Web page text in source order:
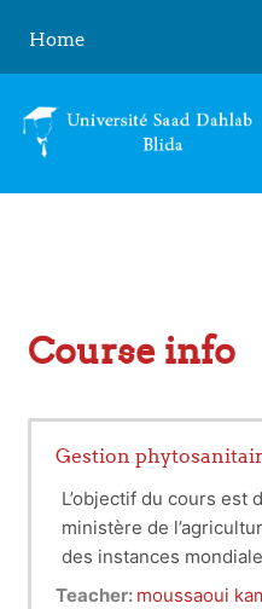
Home
Course info
Gestion
L’objectif du cours
ministère de
des instances
Les produits
Teacher: moussaoui